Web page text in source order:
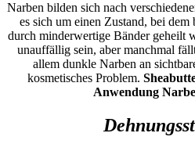
Narben bilden sich nach
es sich um einen Zustand, bei
durch minderwertige Bänder geheilt
unauffällig sein, aber manchmal
allem dunkle Narben an
kosmetisches Problem.
Anwendung